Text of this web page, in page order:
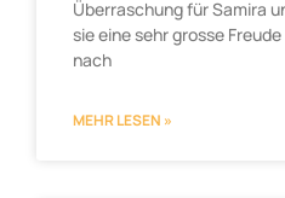
Überraschung für Samira
sie eine sehr grosse
nach
MEHR LESEN »